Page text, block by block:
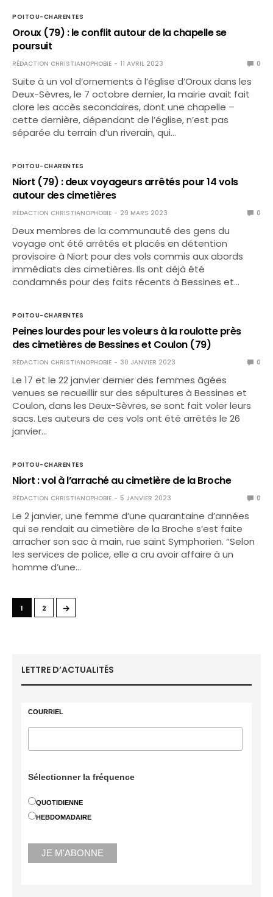
POITOU-CHARENTES
Oroux (79) : le conflit autour de la chapelle se
poursuit
RÉDACTION CHRISTIANOPHOBIE 11 AVRIL 2023 0
Suite à un vol d’ornements à l’église d’Oroux dans les
Deux-Sèvres, le 7 octobre dernier, la mairie avait fait
clore les accès secondaires, dont une chapelle –
cette dernière, dépendant de l’église, n’est pas
séparée du terrain d’un riverain, qui…
POITOU-CHARENTES
Niort (79) : deux voyageurs arrêtés pour 14 vols
autour des cimetières
RÉDACTION CHRISTIANOPHOBIE 29 MARS 2023 0
Deux membres de la communauté des gens du
voyage ont été arrêtés et placés en détention
provisoire à Niort pour des vols commis aux abords
immédiats des cimetières. Ils ont déjà été
condamnés pour des faits récents à Bessines et…
POITOU-CHARENTES
Peines lourdes pour les voleurs à la roulotte près
des cimetières de Bessines et Coulon (79)
RÉDACTION CHRISTIANOPHOBIE 30 JANVIER 2023 0
Le 17 et le 22 janvier dernier des femmes âgées
venues se recueillir sur des sépultures à Bessines et
Coulon, dans les Deux-Sèvres, se sont fait voler leurs
sacs. Les auteurs de ces vols ont été arrêtés le 26
janvier…
POITOU-CHARENTES
Niort : vol à l’arraché au cimetière de la Broche
RÉDACTION CHRISTIANOPHOBIE 5 JANVIER 2023 0
Le 2 janvier, une femme d’une quarantaine d’années
qui se rendait au cimetière de la Broche s’est faite
arracher son sac à main, rue saint Symphorien. “Selon
les services de police, elle a cru avoir affaire à un
homme d’une…
1 2 →
LETTRE D’ACTUALITÉS
COURRIEL
Sélectionner la fréquence
QUOTIDIENNE
HEBDOMADAIRE